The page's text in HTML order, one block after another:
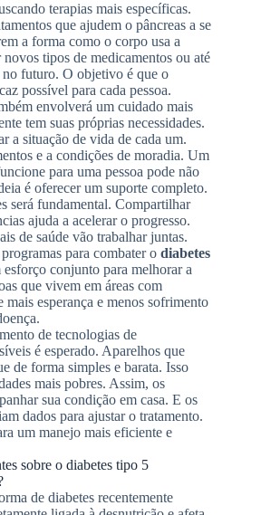
terapias mais específicas.
que ajudem o pâncreas a se
a forma como o corpo usa a
tipos de medicamentos ou até
no futuro. O objetivo é que o
possível para cada pessoa.
envolverá um cuidado mais
tem suas próprias necessidades.
a situação de vida de cada um.
e a condições de moradia. Um
para uma pessoa pode não
é oferecer um suporte completo.
será fundamental. Compartilhar
ajuda a acelerar o progresso.
de saúde vão trabalhar juntas.
para combater o diabetes
conjunto para melhorar a
que vivem em áreas com
esperança e menos sofrimento
de tecnologias de
é esperado. Aparelhos que
de forma simples e barata. Isso
mais pobres. Assim, os
sua condição em casa. E os
dados para ajustar o tratamento.
um manejo mais eficiente e
sobre o diabetes tipo 5
de diabetes recentemente